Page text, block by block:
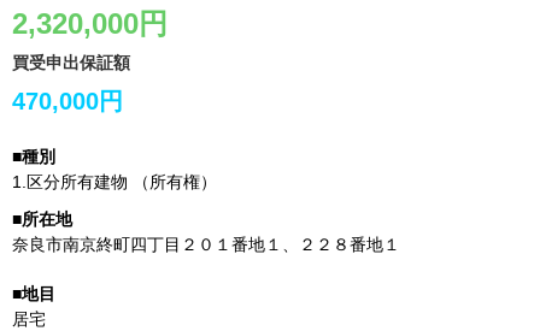
2,320,000円
買受申出保証額
470,000円
1. 区分所有建物 （所有権）
奈良市南京終町四丁目２０１番地１、２２８番地１
居宅